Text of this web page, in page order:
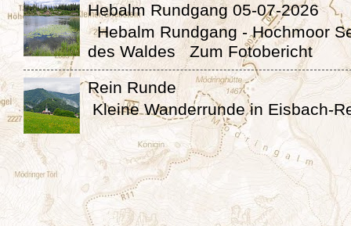
Hebalm Rundgang 05-07-2026
Hebalm Rundgang - Hochmoor
des Waldes Zum Fotobericht
Rein Runde
Kleine Wanderrunde in Eisbach-